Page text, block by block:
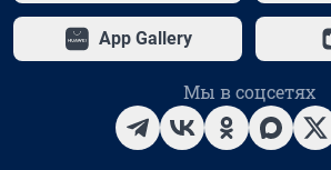
App Gallery
Мы в соцсетях